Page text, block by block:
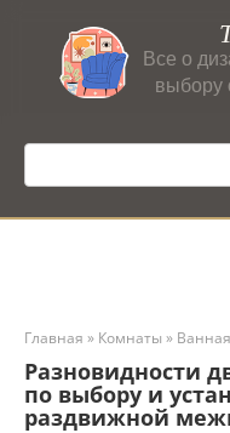
контенту
Все о
выбору
Поиск:
Главная » Комнаты » Ванная
Разновидности
по выбору и
раздвижной